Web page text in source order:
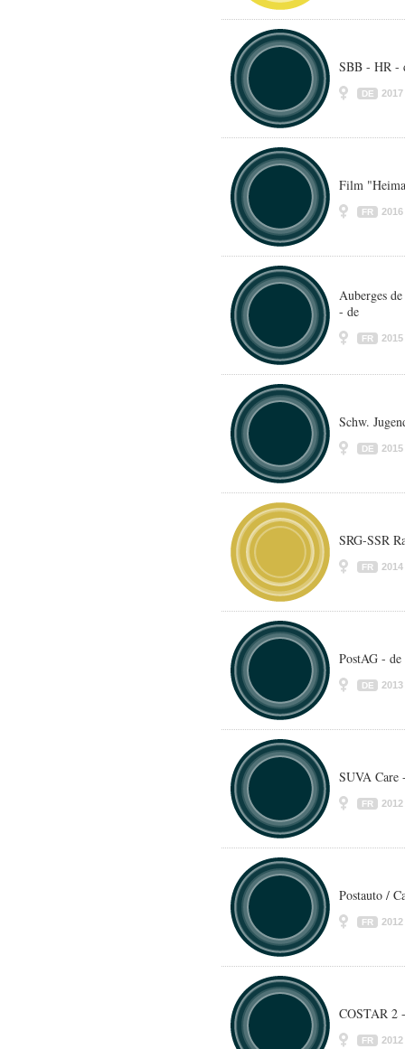
SBB - HR -
DE 2017
Film
FR 2016
Auberges de
- de
FR 2015
Schw.
DE 2015
SRG-SSR
FR 2014
PostAG - de
DE 2013
SUVA Care
FR 2012
Postauto /
FR 2012
COSTAR 2
FR 2012